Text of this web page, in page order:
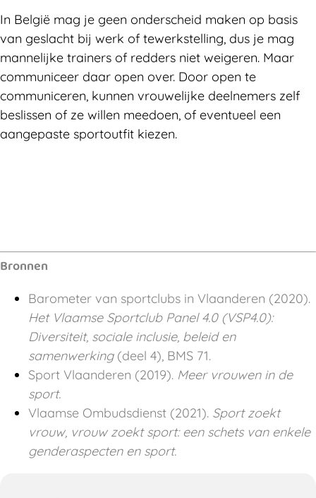
In België mag je geen onderscheid maken op basis
van geslacht bij werk of tewerkstelling, dus je mag
mannelijke trainers of redders niet weigeren. Maar
communiceer daar open over. Door open te
communiceren, kunnen vrouwelijke deelnemers zelf
beslissen of ze willen meedoen, of eventueel een
aangepaste sportoutfit kiezen.
Bronnen
Barometer van sportclubs in Vlaanderen (2020).
Het Vlaamse Sportclub Panel 4.0 (VSP4.0):
Diversiteit, sociale inclusie, beleid en
samenwerking(deel 4), BMS 71.
Sport Vlaanderen (2019). Meer vrouwen in de
sport.
Vlaamse Ombudsdienst (2021). Sport zoekt
vrouw, vrouw zoekt sport: een schets van enkele
genderaspecten en sport.